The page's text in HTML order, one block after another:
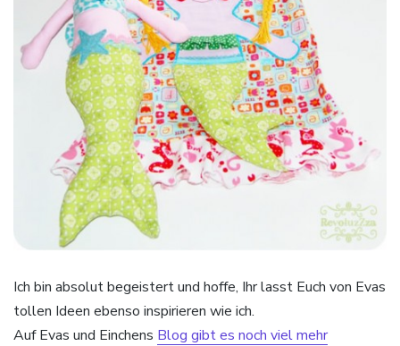
Ich bin absolut begeistert und hoffe, Ihr lasst Euch von Evas
tollen Ideen ebenso inspirieren wie ich.
Auf Evas und Einchens Blog gibt es noch viel mehr